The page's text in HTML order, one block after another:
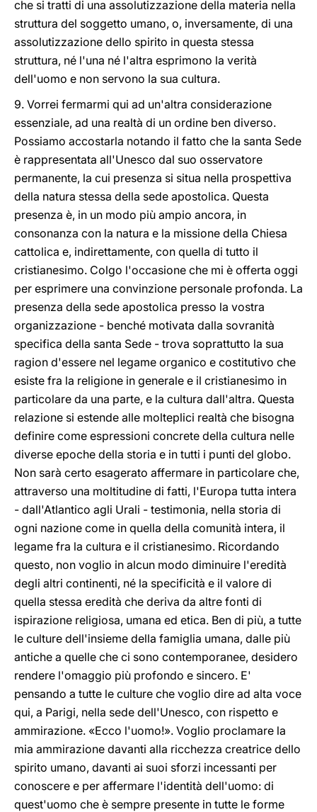
che si tratti di una assolutizzazione della materia nella
struttura del soggetto umano, o, inversamente, di una
assolutizzazione dello spirito in questa stessa
struttura, né l'una né l'altra esprimono la verità
dell'uomo e non servono la sua cultura.
9. Vorrei fermarmi qui ad un'altra considerazione
essenziale, ad una realtà di un ordine ben diverso.
Possiamo accostarla notando il fatto che la santa Sede
è rappresentata all'Unesco dal suo osservatore
permanente, la cui presenza si situa nella prospettiva
della natura stessa della sede apostolica. Questa
presenza è, in un modo più ampio ancora, in
consonanza con la natura e la missione della Chiesa
cattolica e, indirettamente, con quella di tutto il
cristianesimo. Colgo l'occasione che mi è offerta oggi
per esprimere una convinzione personale profonda. La
presenza della sede apostolica presso la vostra
organizzazione - benché motivata dalla sovranità
specifica della santa Sede - trova soprattutto la sua
ragion d'essere nel legame organico e costitutivo che
esiste fra la religione in generale e il cristianesimo in
particolare da una parte, e la cultura dall'altra. Questa
relazione si estende alle molteplici realtà che bisogna
definire come espressioni concrete della cultura nelle
diverse epoche della storia e in tutti i punti del globo.
Non sarà certo esagerato affermare in particolare che,
attraverso una moltitudine di fatti, l'Europa tutta intera
- dall'Atlantico agli Urali - testimonia, nella storia di
ogni nazione come in quella della comunità intera, il
legame fra la cultura e il cristianesimo. Ricordando
questo, non voglio in alcun modo diminuire l'eredità
degli altri continenti, né la specificità e il valore di
quella stessa eredità che deriva da altre fonti di
ispirazione religiosa, umana ed etica. Ben di più, a tutte
le culture dell'insieme della famiglia umana, dalle più
antiche a quelle che ci sono contemporanee, desidero
rendere l'omaggio più profondo e sincero. E'
pensando a tutte le culture che voglio dire ad alta voce
qui, a Parigi, nella sede dell'Unesco, con rispetto e
ammirazione. «Ecco l'uomo!». Voglio proclamare la
mia ammirazione davanti alla ricchezza creatrice dello
spirito umano, davanti ai suoi sforzi incessanti per
conoscere e per affermare l'identità dell'uomo: di
quest'uomo che è sempre presente in tutte le forme